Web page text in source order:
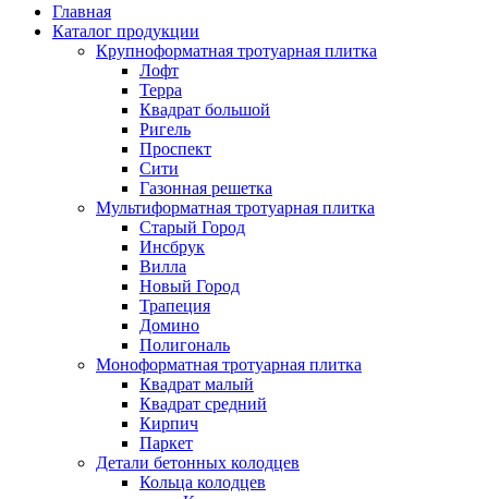
Главная
Каталог продукции
Крупноформатная тротуарная плитка
Лофт
Терра
Квадрат большой
Ригель
Проспект
Сити
Газонная решетка
Мультиформатная тротуарная плитка
Старый Город
Инсбрук
Вилла
Новый Город
Трапеция
Домино
Полигональ
Моноформатная тротуарная плитка
Квадрат малый
Квадрат средний
Кирпич
Паркет
Детали бетонных колодцев
Кольца колодцев